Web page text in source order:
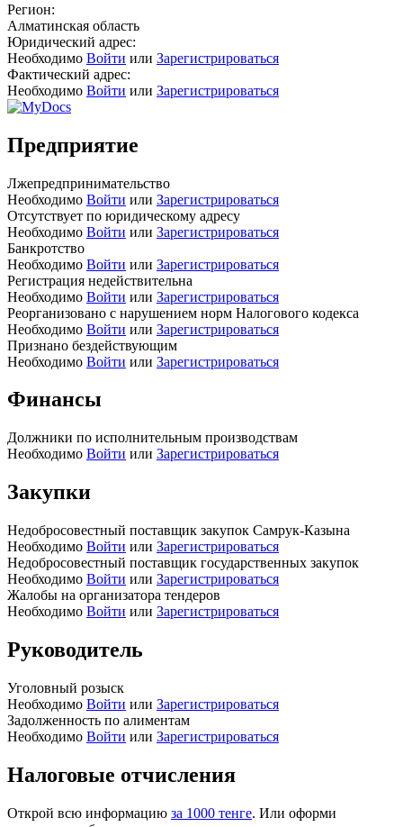
Регион:
Алматинская область
Юридический адрес:
Необходимо Войти или Зарегистрироваться
Фактический адрес:
Необходимо Войти или Зарегистрироваться
Предприятие
Лжепредпринимательство
Необходимо Войти или Зарегистрироваться
Отсутствует по юридическому адресу
Необходимо Войти или Зарегистрироваться
Банкротство
Необходимо Войти или Зарегистрироваться
Регистрация недействительна
Необходимо Войти или Зарегистрироваться
Реорганизовано с нарушением норм Налогового кодекса
Необходимо Войти или Зарегистрироваться
Признано бездействующим
Необходимо Войти или Зарегистрироваться
Финансы
Должники по исполнительным производствам
Необходимо Войти или Зарегистрироваться
Закупки
Недобросовестный поставщик закупок Самрук-Казына
Необходимо Войти или Зарегистрироваться
Недобросовестный поставщик государственных закупок
Необходимо Войти или Зарегистрироваться
Жалобы на организатора тендеров
Необходимо Войти или Зарегистрироваться
Руководитель
Уголовный розыск
Необходимо Войти или Зарегистрироваться
Задолженность по алиментам
Необходимо Войти или Зарегистрироваться
Налоговые отчисления
Открой всю информацию за 1000 тенге. Или оформи